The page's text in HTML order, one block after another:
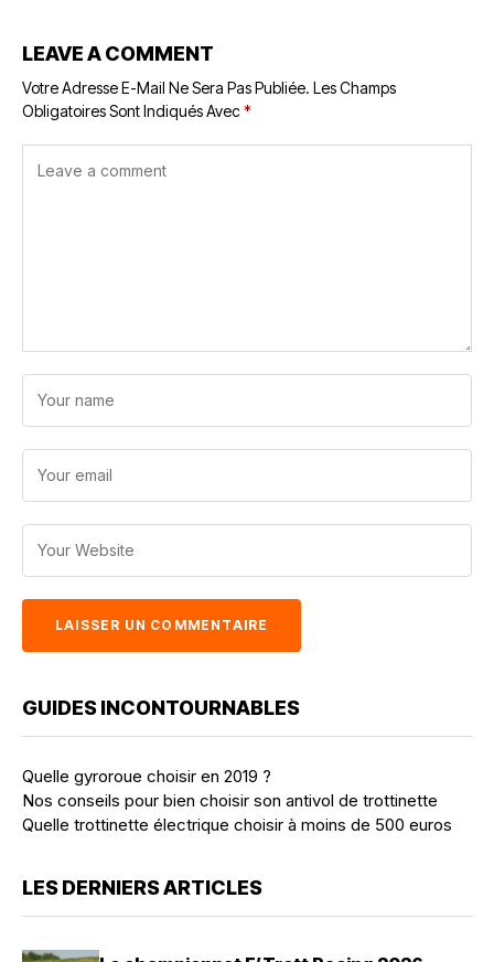
LEAVE A COMMENT
Votre Adresse E-Mail Ne Sera Pas Publiée. Les Champs
Obligatoires Sont Indiqués Avec*
GUIDES INCONTOURNABLES
Quelle gyroroue choisir en 2019 ?
Nos conseils pour bien choisir son antivol de trottinette
Quelle trottinette électrique choisir à moins de 500 euros
LES DERNIERS ARTICLES